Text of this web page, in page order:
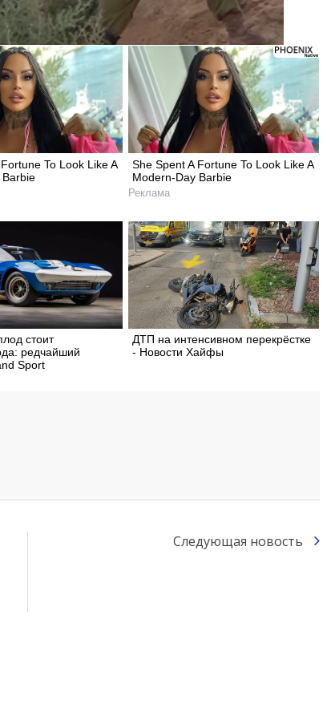
To Look Like A
She Spent A Fortune To Look Like A
Modern-Day Barbie
Реклама
стоит
редчайший
Sport
ДТП на интенсивном перекрёстке
- Новости Хайфы
Следующая новость